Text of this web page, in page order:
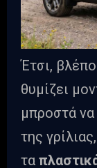
Έτσι,
θυμίζει
μπροστά να
της
τα